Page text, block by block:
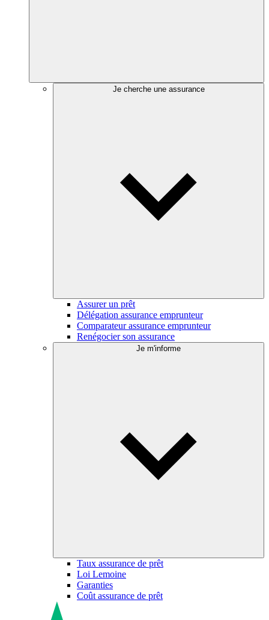
Je cherche une assurance
Assurer un prêt
Délégation assurance emprunteur
Comparateur assurance emprunteur
Renégocier son assurance
Je m'informe
Taux assurance de prêt
Loi Lemoine
Garanties
Coût assurance de prêt